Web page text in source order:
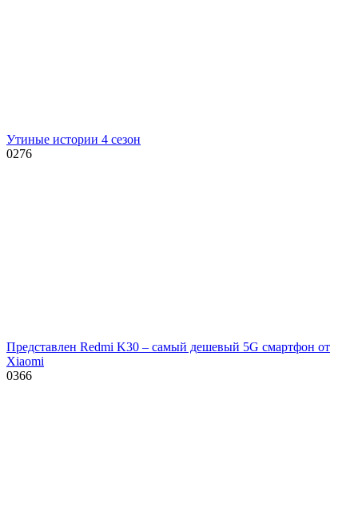
Утиные истории 4 сезон
0276
Представлен Redmi K30 – самый дешевый 5G смартфон от
Xiaomi
0366